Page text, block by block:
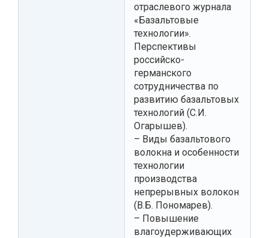
отраслевого журнала
«Базальтовые
технологии».
Перспективы
российско-
германского
сотрудничества по
развитию базальтовых
технологий (С.И.
Огарышев).
– Виды базальтового
волокна и особенности
технологии
производства
непрерывных волокон
(В.Б. Пономарев).
– Повышение
влагоудерживающих